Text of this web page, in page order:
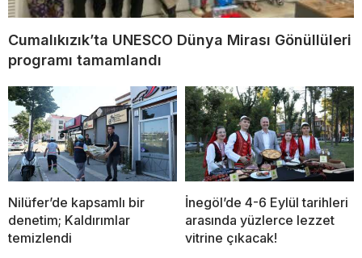
Cumalıkızık’ta UNESCO Dünya Mirası Gönüllüleri
programı tamamlandı
Nilüfer’de kapsamlı bir
denetim; Kaldırımlar
temizlendi
İnegöl’de 4-6 Eylül tarihleri
arasında yüzlerce lezzet
vitrine çıkacak!